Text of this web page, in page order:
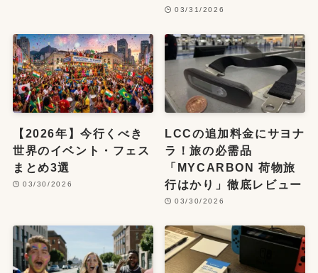
03/31/2026
【2026年】今行くべき
世界のイベント・フェス
まとめ3選
03/30/2026
LCCの追加料金にサヨナ
ラ！旅の必需品
「MYCARBON 荷物旅
行はかり」徹底レビュー
03/30/2026